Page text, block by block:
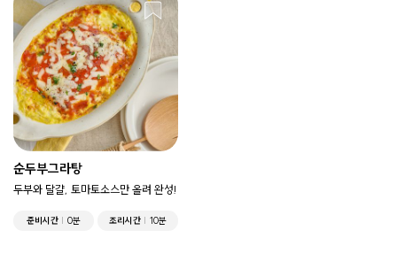
순두부그라탕
두부와 달걀, 토마토소스만 올려 완성!
준비시간 0분 조리시간 10분